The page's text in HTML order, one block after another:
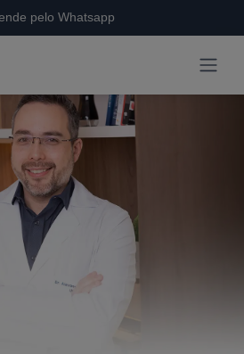
pelo Whatsapp